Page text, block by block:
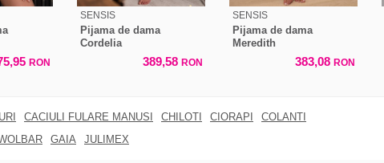
RON
SENSIS
Pijama de dama
Cordelia
389,58 RON
SENSIS
Pijama de dama
Meredith
383,08 RON
CACIULI FULARE MANUSI CHILOTI CIORAPI
COLANTI
GAIA JULIMEX